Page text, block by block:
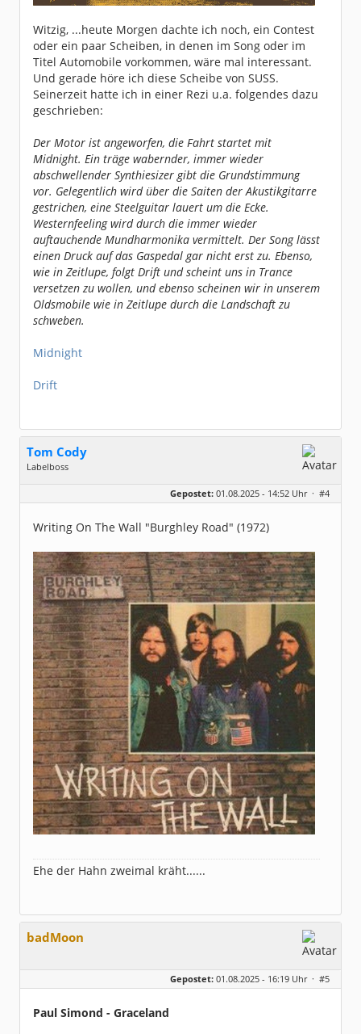
Witzig, ...heute Morgen dachte ich noch, ein Contest
oder ein paar Scheiben, in denen im Song oder im
Titel Automobile vorkommen, wäre mal interessant.
Und gerade höre ich diese Scheibe von SUSS.
Seinerzeit hatte ich in einer Rezi u.a. folgendes dazu
geschrieben:
Der Motor ist angeworfen, die Fahrt startet mit
Midnight. Ein träge wabernder, immer wieder
abschwellender Synthiesizer gibt die Grundstimmung
vor. Gelegentlich wird über die Saiten der Akustikgitarre
gestrichen, eine Steelguitar lauert um die Ecke.
Westernfeeling wird durch die immer wieder
auftauchende Mundharmonika vermittelt. Der Song lässt
einen Druck auf das Gaspedal gar nicht erst zu. Ebenso,
wie in Zeitlupe, folgt Drift und scheint uns in Trance
versetzen zu wollen, und ebenso scheinen wir in unserem
Oldsmobile wie in Zeitlupe durch die Landschaft zu
schweben.
Midnight
Drift
Tom Cody
Labelboss
Alter:
70
Dabei seit:
11 / 2006
Gepostet: 01.08.2025 - 14:52 Uhr · #4
Writing On The Wall "Burghley Road" (1972)
Ehe der Hahn zweimal kräht......
badMoon
Gepostet: 01.08.2025 - 16:19 Uhr · #5
Paul Simond - Graceland